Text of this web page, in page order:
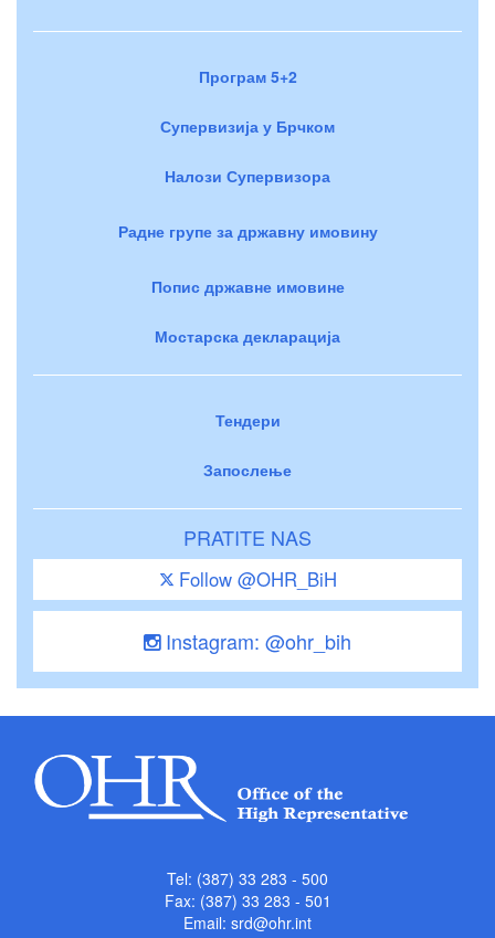
Програм 5+2
Супервизија у Брчком
Налози Супервизора
Радне групе за државну имовину
Попис државне имовине
Мостарска декларација
Тендери
Запослење
PRATITE NAS
Follow @OHR_BiH
Instagram: @ohr_bih
Tel: (387) 33 283 - 500
Fax: (387) 33 283 - 501
Email: srd@ohr.int